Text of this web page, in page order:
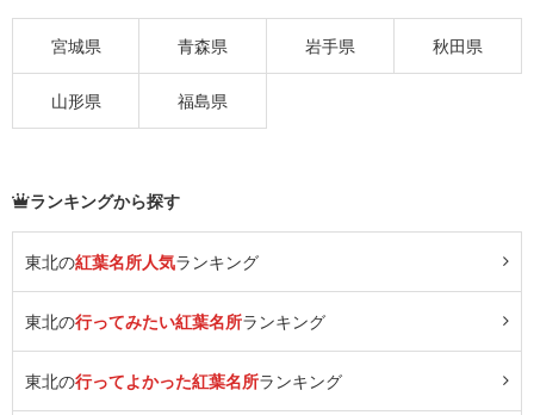
宮城県 青森県 岩手県 秋田県
山形県 福島県
ランキングから探す
東北の紅葉名所人気ランキング
東北の行ってみたい紅葉名所ランキング
東北の行ってよかった紅葉名所ランキング